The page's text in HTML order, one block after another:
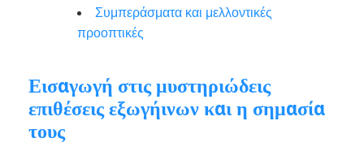
Συμπεράσματα και μελλοντικές
προοπτικές
Εισαγωγή στις μυστηριώδεις
επιθέσεις εξωγήινων και η σημασία
τους